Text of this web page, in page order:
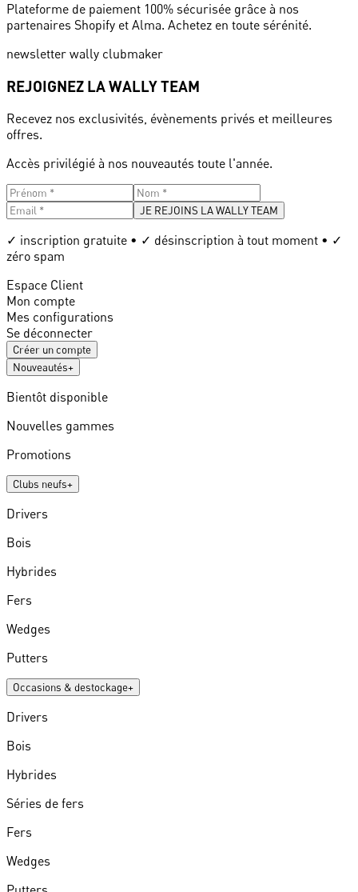
Plateforme de paiement 100% sécurisée grâce à nos
partenaires Shopify et Alma. Achetez en toute sérénité.
newsletter wally clubmaker
REJOIGNEZ LA WALLY TEAM
Recevez nos exclusivités, évènements privés et meilleures
offres.
Accès privilégié à nos nouveautés toute l'année.
JE REJOINS LA WALLY TEAM
✓ inscription gratuite • ✓ désinscription à tout moment • ✓
zéro spam
Espace Client
Mon compte
Mes configurations
Se déconnecter
Créer un compte
Nouveautés+
Bientôt disponible
Nouvelles gammes
Promotions
Clubs neufs+
Drivers
Bois
Hybrides
Fers
Wedges
Putters
Occasions & destockage+
Drivers
Bois
Hybrides
Séries de fers
Fers
Wedges